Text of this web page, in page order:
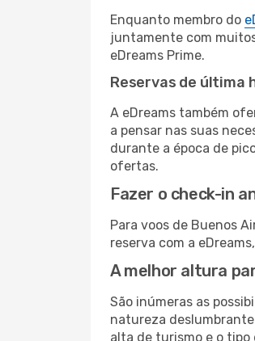
Enquanto membro do
juntamente com
eDreams Prime.
Reservas de última
A eDreams também
a pensar nas suas
durante a época de
ofertas.
Fazer o check-in
Para voos de Buenos
reserva com a
A melhor altura
São inúmeras as
natureza
alta de turismo e o tipo